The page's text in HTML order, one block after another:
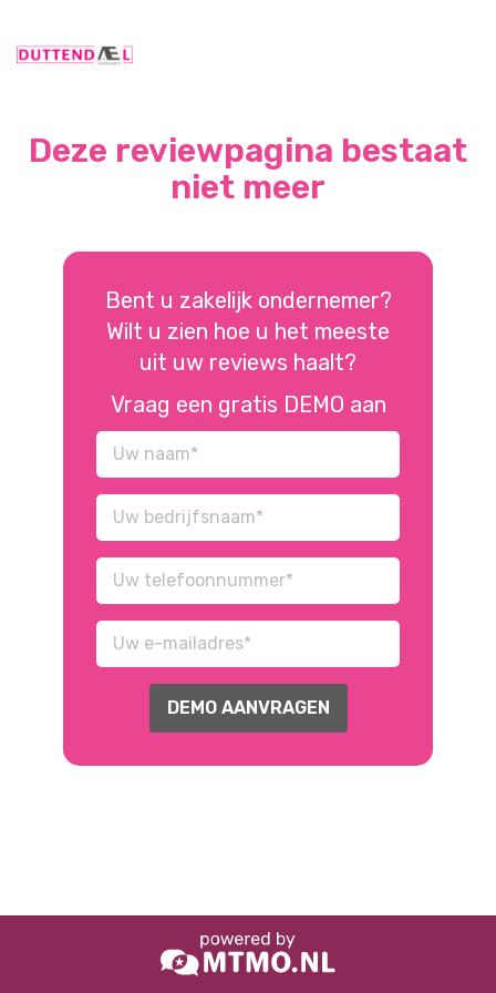
Deze reviewpagina bestaat
niet meer
Bent u zakelijk ondernemer?
Wilt u zien hoe u het meeste
uit uw reviews haalt?
Vraag een gratis DEMO aan